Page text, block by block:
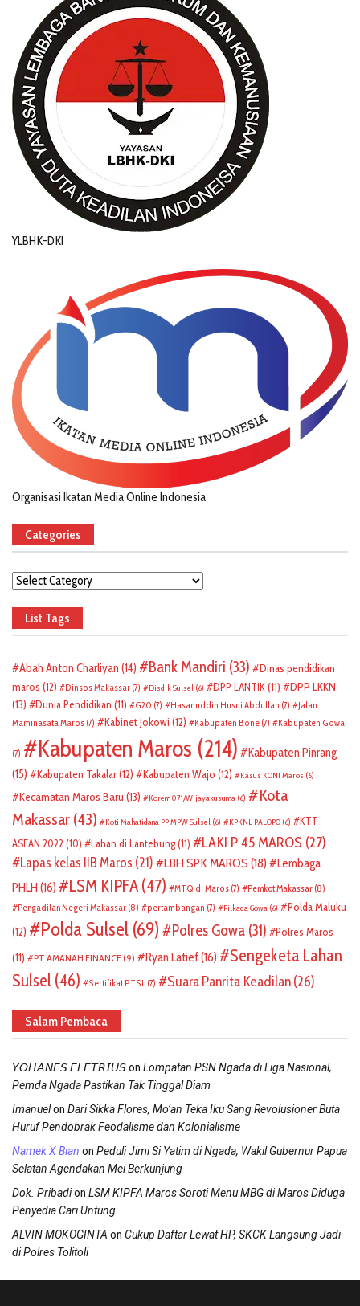
YLBHK-DKI
Organisasi Ikatan Media Online Indonesia
Categories
Categories
List Tags
Abah Anton Charliyan (14) Bank Mandiri (33)
Dinas pendidikan
maros (12) Dinsos Makassar (7) Disdik Sulsel (6) DPP LANTIK(11)
DPP LKKN
(13)
Dunia Pendidikan (11) G20 (7) Hasanuddin Husni Abdullah (7)
Jalan
Maminasata Maros (7) Kabinet Jokowi (12) Kabupaten Bone (7) Kabupaten Gowa
(7) Kabupaten Maros (214)
Kabupaten Pinrang
(15)
Kabupaten Takalar(12) Kabupaten Wajo (12) Kasus KONI Maros (6)
Kecamatan Maros Baru (13) Korem 071/Wijayakusuma (6)
Kota
Makassar (43) Koti Mahatidana PP MPW Sulsel (6) KPKNL PALOPO (6)
KTT
ASEAN 2022 (10) Lahan di Lantebung(11) LAKI P 45 MAROS (27)
Lapas kelas IIB Maros (21) LBH SPK MAROS (18)
Lembaga
PHLH (16) LSM KIPFA (47) MTQ di Maros (7) Pemkot Makassar (8)
Pengadilan Negeri Makassar (8) pertambangan (7) Pilkada Gowa (6)
Polda Maluku
(12)
Polda Sulsel (69) Polres Gowa (31)
Polres Maros
(11)
PT AMANAH FINANCE(9) Ryan Latief(16)
Sengeketa Lahan
Sulsel (46) Sertifikat PTSL (7) Suara Panrita Keadilan(26)
Salam Pembaca
𝘠𝘖𝘏𝘈𝘕𝘌𝘚 𝘌𝘓𝘌𝘛𝘙𝘐𝘜𝘚on Lompatan PSN Ngada di Liga Nasional,
Pemda Ngada Pastikan Tak Tinggal Diam
Imanuelon Dari Sikka Flores, Mo’an Teka Iku Sang Revolusioner Buta
Huruf Pendobrak Feodalisme dan Kolonialisme
Namek X Bian on Peduli Jimi Si Yatim di Ngada, Wakil Gubernur Papua
Selatan Agendakan Mei Berkunjung
Dok. Pribadion LSM KIPFA Maros Soroti Menu MBG di Maros Diduga
Penyedia Cari Untung
ALVIN MOKOGINTA on Cukup Daftar Lewat HP, SKCK Langsung Jadi
di Polres Tolitoli